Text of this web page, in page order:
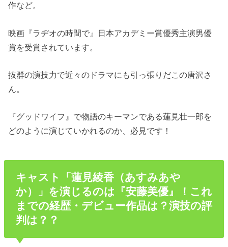
作など。
映画『ラヂオの時間で』日本アカデミー賞優秀主演男優
賞を受賞されています。
抜群の演技力で近々のドラマにも引っ張りだこの唐沢さ
ん。
『グッドワイフ』で物語のキーマンである蓮見壮一郎を
どのように演じていかれるのか、必見です！
キャスト「蓮見綾香（あすみあや
か）」を演じるのは『安藤美優』！これ
までの経歴・デビュー作品は？演技の評
判は？？